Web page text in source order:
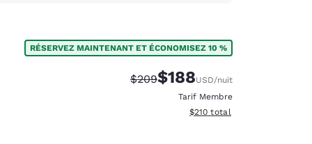
RÉSERVEZ MAINTENANT ET ÉCONOMISEZ 10 %
Tarif barré :
$209Tarif réduit :
$188USD/nuit
Tarif Membre
Afficher les détails du total
$210 total